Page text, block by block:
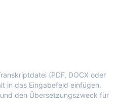
(PDF, DOCX oder
in das Eingabefeld einfügen.
den Übersetzungszweck für